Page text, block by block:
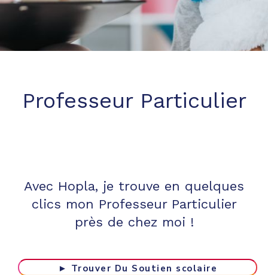
Professeur Particulier
Avec Hopla, je trouve en quelques
clics mon Professeur Particulier
près de chez moi !
► Trouver Du Soutien scolaire